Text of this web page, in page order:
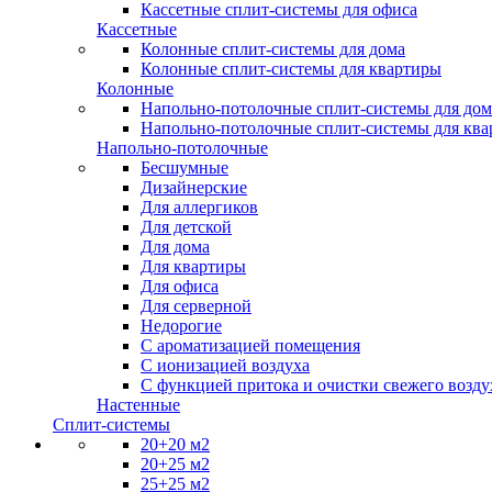
Кассетные сплит-системы для офиса
Кассетные
Колонные сплит-системы для дома
Колонные сплит-системы для квартиры
Колонные
Напольно-потолочные сплит-системы для
Напольно-потолочные сплит-системы для
Напольно-потолочные
Бесшумные
Дизайнерские
Для аллергиков
Для детской
Для дома
Для квартиры
Для офиса
Для серверной
Недорогие
С ароматизацией помещения
С ионизацией воздуха
С функцией притока и очистки свежего
Настенные
Сплит-системы
20+20 м2
20+25 м2
25+25 м2